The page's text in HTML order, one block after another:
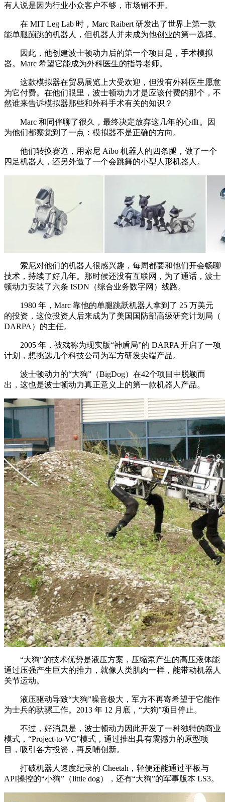
有人说是因为行业小众客户不够，市场铺不开。
在 MIT Leg Lab 时，Marc Raibert 研发出了世界上第一款
能单腿蹦跳的机器人，但机器人并未成为他创业的第一选择。
因此，他创建波士顿动力后的第一个项目是，手术模拟
器。Marc 希望它能成为外科医生的指导老师。
这款模拟器在贸易展览上大受欢迎，但没有外科医生愿意
为它付费。在他们眼里，波士顿动力才是应该付费的那个，不
然谁来告诉模拟器那些和外科手术有关的知识？
Marc 和同伴聊了很久，最终决定放弃这几年的心血。因
为他们都察觉到了一点：模拟器不是正确的方向。
他们转换赛道，用索尼 Aibo 机器人的四条腿，做了一个
四足机器人，还另外造了一个会跳舞的小型人形机器人。
索尼对他们的机器人很感兴趣，每周都要和他们开会畅聊
技术，持续了好几年。那时候还没有互联网，为了通话，波士
顿动力安装了六条 ISDN（综合业务数字网）线路。
1980 年，Marc 靠他的单腿跳跃机器人拿到了 25 万美元
的投资，这位投资人后来成为了美国国防部高级研究计划局（
DARPA）的主任。
2005 年，被戏称为现实版“神盾局”的 DARPA 开启了一项
计划，想挑选几个科技公司为军方研发尖端产品。
波士顿动力的“大狗”（BigDog）在42个项目中脱颖而
出，这也是波士顿动力真正意义上的第一款机器人产品。
“大狗”的技术优势是液压方案，压缩泵产生的高压液体能
通过压强产生巨大的推力，就像人类肌肉一样，能带动机器人
关节运动。
液压驱动导致“大狗”噪音极大，军方不再寄希望于它能作
为士兵的驮骡工作。2013 年 12 月底，“大狗”项目停止。
不过，好消息是，波士顿动力因此开发了一种独特的商业
模式，“Project-to-VC”模式，通过推出具有震撼力的原型项
目，吸引各方投资，再反哺创新。
打破机器人速度纪录的 Cheetah，轻便还能通过平板与
API操控的“小狗”（little dog），还有“大狗”的军事版本 LS3。